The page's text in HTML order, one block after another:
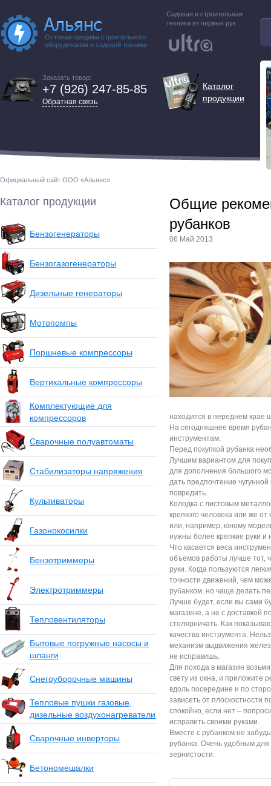
Оптовая продажа строительного
оборудования и садовой техники
Садовая и строительная
техника из первых рук
Заказать товар:
+7 (926) 247-85-85
Обратная связь
Каталог
продукции
Официальный сайт ООО «Альянс»
Каталог продукции
Бензогенераторы
Бензогазогенераторы
Дизельные генераторы
Мотопомпы
Поршневые компрессоры
Вертикальные компрессоры
Комплектующие для
компрессоров
Сварочные полуавтоматы
Стабилизаторы напряжения
Культиваторы
Газонокосилки
Бензотриммеры
Электротриммеры
Тепловентиляторы
Бытовые погружные насосы и
шланги
Снегоуборочные машины
Тепловые пушки газовые,
дизельные воздухонагреватели
Сварочные инверторы
Бетономешалки
Общие
рубанков
06 Май 2013
находится в переднем крае
На сегодняшнее время
инструментам.
Перед покупкой рубанка
Лучшим вариантом для
для дополнения большого
дать предпочтение чугунной
повредить.
Колодка с листовым
крепкого человека или же
или, например, юному
нужны более крепкие руки и
Что касается веса
объемов работы лучше тот,
руки. Когда пользуются
точности движений, чем
рубанком, но чаще делать
Лучше будет, если вы сами
магазине, а не с доставкой
столярничать. Как
качества инструмента.
механизм выдвижения
не исправишь.
Для похода в магазин
свету из окна, и приложите
вдоль посередине и по
зависеть от
спокойно, если нет –
исправить своими руками.
Вместе с рубанком не
рубанка. Очень удобным для
зернистости.